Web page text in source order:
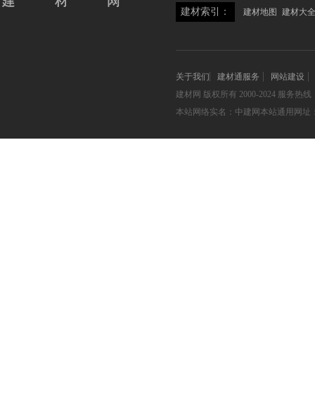
建材索引： 建材地图 建材大全
关于我们 建材通服务
网站建设
建材网 版权所有 2000-2024 服务热线
本站网络实名：中建网本站通用网址